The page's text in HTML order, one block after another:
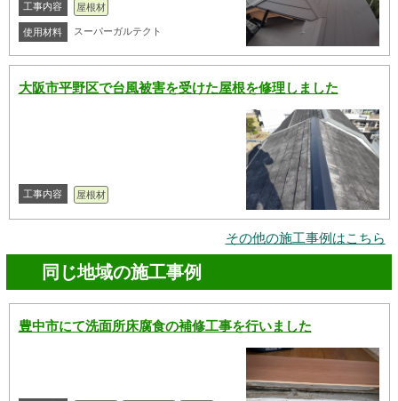
工事内容 屋根材
使用材料 スーパーガルテクト
大阪市平野区で台風被害を受けた屋根を修理しました
工事内容 屋根材
その他の施工事例はこちら
同じ地域の施工事例
豊中市にて洗面所床腐食の補修工事を行いました